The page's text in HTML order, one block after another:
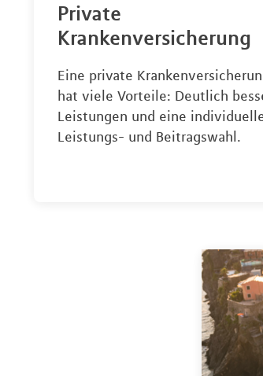
Private
Krankenversicherung
Eine private
hat viele Vorteile: Deutlich
Leistungen und eine
Leistungs- und Beitragswahl.